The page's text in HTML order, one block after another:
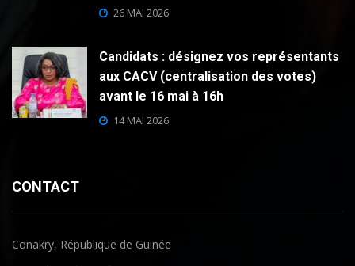
26 MAI 2026
Candidats : désignez vos représentants
aux CACV (centralisation des votes)
avant le 16 mai à 16h
14 MAI 2026
CONTACT
Conakry, République de Guinée